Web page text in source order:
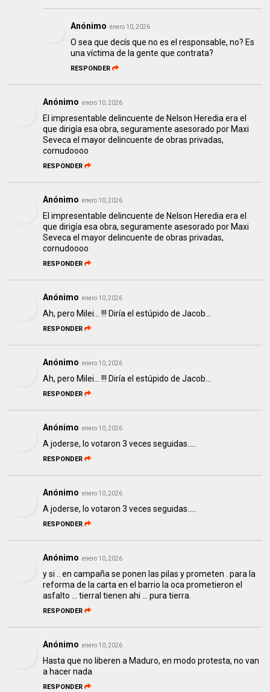
Anónimo enero 10, 2026
O sea que decís que no es el responsable, no? Es
una víctima de la gente que contrata?
RESPONDER
Anónimo enero 10, 2026
El impresentable delincuente de Nelson Heredia era el
que dirigía esa obra, seguramente asesorado por Maxi
Seveca el mayor delincuente de obras privadas,
cornudoooo
RESPONDER
Anónimo enero 10, 2026
El impresentable delincuente de Nelson Heredia era el
que dirigía esa obra, seguramente asesorado por Maxi
Seveca el mayor delincuente de obras privadas,
cornudoooo
RESPONDER
Anónimo enero 10, 2026
Ah, pero Milei... !!! Diría el estúpido de Jacob...
RESPONDER
Anónimo enero 10, 2026
Ah, pero Milei... !!! Diría el estúpido de Jacob...
RESPONDER
Anónimo enero 10, 2026
A joderse, lo votaron 3 veces seguidas.....
RESPONDER
Anónimo enero 10, 2026
A joderse, lo votaron 3 veces seguidas.....
RESPONDER
Anónimo enero 10, 2026
y si .. en campaña se ponen las pilas y prometen . para la
reforma de la carta en el barrio la oca prometieron el
asfalto ... tierral tienen ahi ... pura tierra.
RESPONDER
Anónimo enero 10, 2026
Hasta que no liberen a Maduro, en modo protesta, no van
a hacer nada
RESPONDER